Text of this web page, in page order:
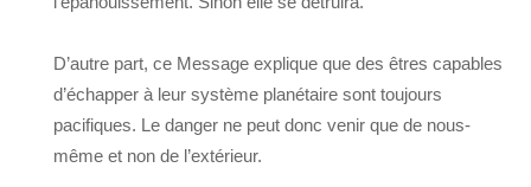
D’autre part, ce Message explique que des êtres capables
d’échapper à leur système planétaire sont toujours
pacifiques. Le danger ne peut donc venir que de nous-
même et non de l’extérieur.